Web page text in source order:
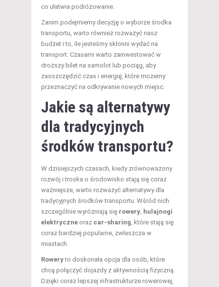
co ułatwia podróżowanie.
Zanim podejmiemy decyzję o wyborze środka
transportu, warto również rozważyć nasz
budżet i to, ile jesteśmy skłonni wydać na
transport. Czasami warto zainwestować w
droższy bilet na samolot lub pociąg, aby
zaoszczędzić czas i energię, które możemy
przeznaczyć na odkrywanie nowych miejsc.
Jakie są alternatywy
dla tradycyjnych
środków transportu?
W dzisiejszych czasach, kiedy zrównoważony
rozwój i troska o środowisko stają się coraz
ważniejsze, warto rozważyć alternatywy dla
tradycyjnych środków transportu. Wśród nich
szczególnie wyróżniają się rowery hulajnogi
elektryczne oraz car-sharing , które stają się
coraz bardziej popularne, zwłaszcza w
miastach.
Roweryto doskonała opcja dla osób, które
chcą połączyć dojazdy z aktywnością fizyczną.
Dzięki coraz lepszej infrastrukturze rowerowej,